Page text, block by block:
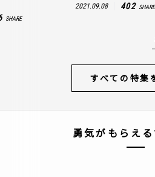
SHARE
2021.09.08 402 SHARE
すべての特集
勇気がもらえ